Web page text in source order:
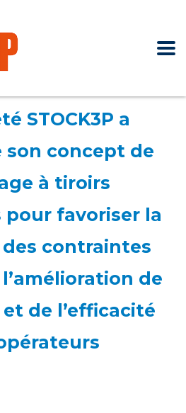
STOCK3P a
son concept de
à tiroirs
favoriser la
contraintes
de
de l’efficacité